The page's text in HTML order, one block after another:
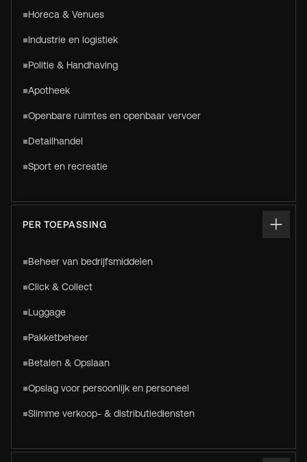
Horeca & Venues
Industrie en logistiek
Politie & Handhaving
Apotheek
Openbare ruimtes en openbaar vervoer
Detailhandel
Sport en recreatie
PER TOEPASSING
Beheer van bedrijfsmiddelen
Click & Collect
Luggage
Pakketbeheer
Betalen & Opslaan
Opslag voor persoonlijk en personeel
Slimme verkoop- & distributiediensten